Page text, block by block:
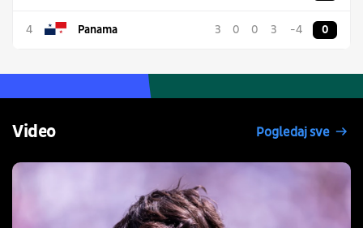
4 Panama 3 0 0 3 -4 0
Video Pogledaj sve